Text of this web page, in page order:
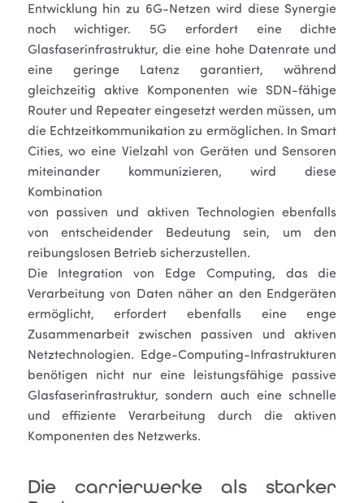
Entwicklung hin zu 6G-Netzen wird diese Synergie
noch wichtiger. 5G erfordert eine dichte
Glasfaserinfrastruktur, die eine hohe Datenrate und
eine geringe Latenz garantiert, während
gleichzeitig aktive Komponenten wie SDN-fähige
Router und Repeater eingesetzt werden müssen, um
die Echtzeitkommunikation zu ermöglichen. In Smart
Cities, wo eine Vielzahl von Geräten und Sensoren
miteinander kommunizieren, wird diese
Kombination
von passiven und aktiven Technologien ebenfalls
von entscheidender Bedeutung sein, um den
reibungslosen Betrieb sicherzustellen.
Die Integration von Edge Computing, das die
Verarbeitung von Daten näher an den Endgeräten
ermöglicht, erfordert ebenfalls eine enge
Zusammenarbeit zwischen passiven und aktiven
Netztechnologien. Edge-Computing-Infrastrukturen
benötigen nicht nur eine leistungsfähige passive
Glasfaserinfrastruktur, sondern auch eine schnelle
und effiziente Verarbeitung durch die aktiven
Komponenten des Netzwerks.
Die carrierwerke als starker